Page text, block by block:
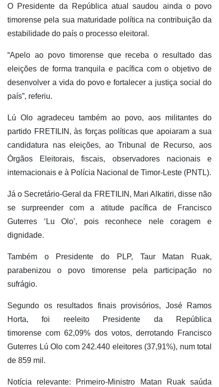
O Presidente da República atual saudou ainda o povo
timorense pela sua maturidade política na contribuição da
estabilidade do país o processo eleitoral.
“Apelo ao povo timorense que receba o resultado das
eleições de forma tranquila e pacífica com o objetivo de
desenvolver a vida do povo e fortalecer a justiça social do
país”, referiu.
Lú Olo agradeceu também ao povo, aos militantes do
partido FRETILIN, às forças políticas que apoiaram a sua
candidatura nas eleições, ao Tribunal de Recurso, aos
Órgãos Eleitorais, fiscais, observadores nacionais e
internacionais e à Polícia Nacional de Timor-Leste (PNTL).
Já o Secretário-Geral da FRETILIN, Mari Alkatiri, disse não
se surpreender com a atitude pacífica de Francisco
Guterres ‘Lu Olo’, pois reconhece nele coragem e
dignidade.
Também o Presidente do PLP, Taur Matan Ruak,
parabenizou o povo timorense pela participação no
sufrágio.
Segundo os resultados finais provisórios, José Ramos
Horta, foi reeleito Presidente da República
timorense com 62,09% dos votos, derrotando Francisco
Guterres Lú Olo com 242.440 eleitores (37,91%), num total
de 859 mil.
Notícia relevante: Primeiro-Ministro Matan Ruak saúda